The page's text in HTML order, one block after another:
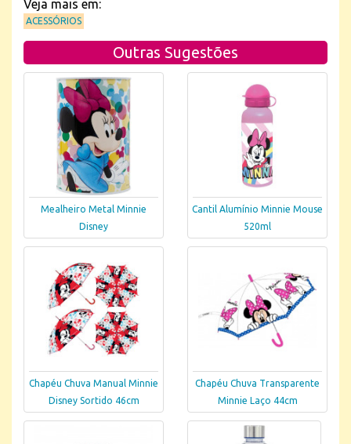
Veja mais em:
ACESSÓRIOS
Outras Sugestões
Mealheiro Metal Minnie
Disney
Cantil Alumínio Minnie Mouse
520ml
Chapéu Chuva Manual Minnie
Disney Sortido 46cm
Chapéu Chuva Transparente
Minnie Laço 44cm